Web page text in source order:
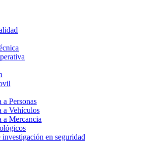
a Personas
a Vehículos
a Mercancia
en seguridad